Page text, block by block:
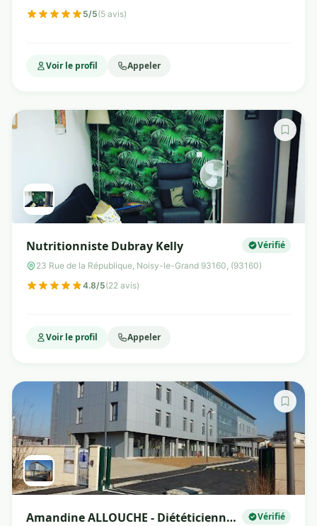
fonctionnelle . Cabinet de
5/5(5 avis)
Voir le profil Appeler
Nutritionniste Dubray Kelly Vérifié
23 Rue de la République, Noisy-le-Grand 93160, (93160)
4.8/5(22 avis)
Voir le profil Appeler
Amandine ALLOUCHE - Diététicienne
Vérifié